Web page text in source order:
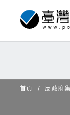
首頁 反政府